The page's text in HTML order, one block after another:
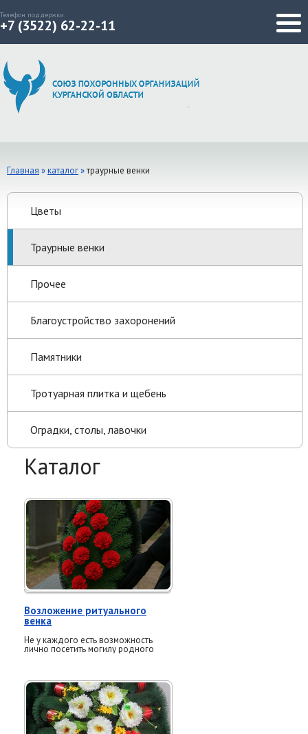
Телефон поддержки:
+7 (3522) 62-22-11
Главная »каталог»траурные венки
Цветы
Траурные венки
Прочее
Благоустройство захоронений
Памятники
Тротуарная плитка и щебень
Оградки, столы, лавочки
Каталог
Возложение ритуального
венка
Не у каждого есть возможность
лично посетить могилу родного
ритуальных венков на всех
кладбищах Курганской области. Мы
бережно и с уважением выполним
поручение, выберем венок по
вашему желанию и предоставим
фотоотчёт после выполнения. Это